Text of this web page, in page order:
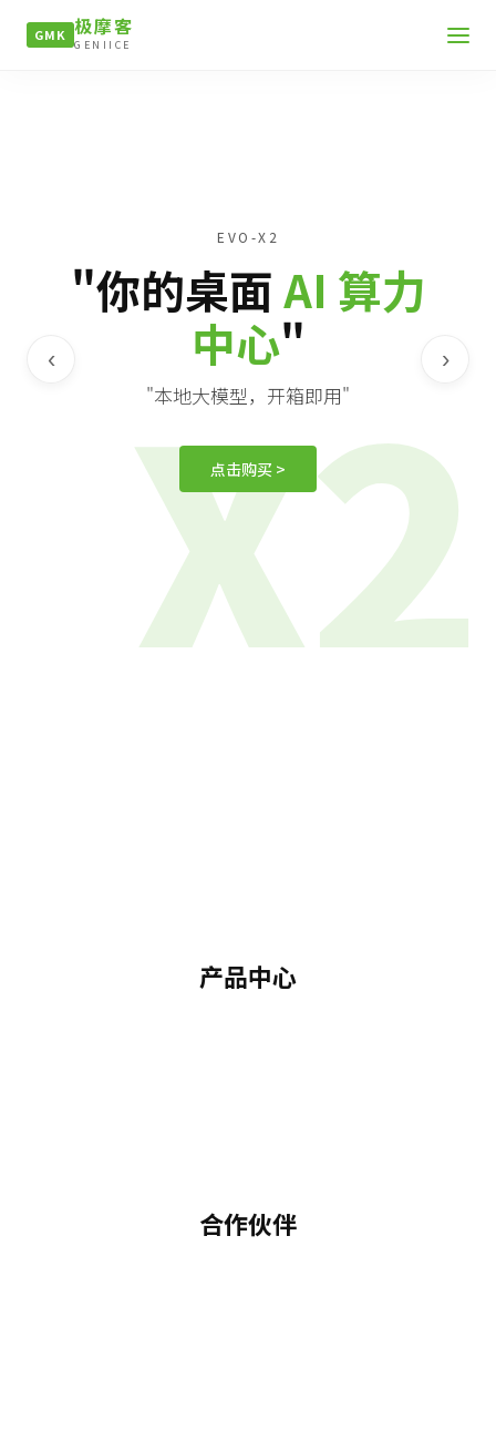
GMK 极摩客
GENIICE
X2
EVO-X2
"你的桌面AI 算力
中心"
"本地大模型，开箱即用"
点击购买 >
‹ ›
产品中心
合作伙伴